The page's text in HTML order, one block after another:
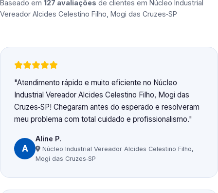
Baseado em 127 avaliações de clientes em Núcleo Industrial
Vereador Alcides Celestino Filho, Mogi das Cruzes‑SP
Atendimento rápido e muito eficiente no Núcleo
Industrial Vereador Alcides Celestino Filho, Mogi das
Cruzes‑SP! Chegaram antes do esperado e resolveram
meu problema com total cuidado e profissionalismo.
A
Aline P.
Núcleo Industrial Vereador Alcides Celestino Filho,
Mogi das Cruzes‑SP